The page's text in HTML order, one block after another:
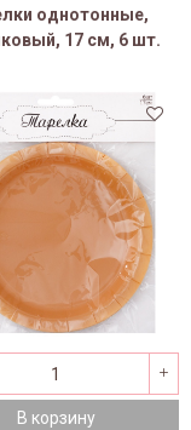
однотонные,
17 см, 6 шт.
В корзину